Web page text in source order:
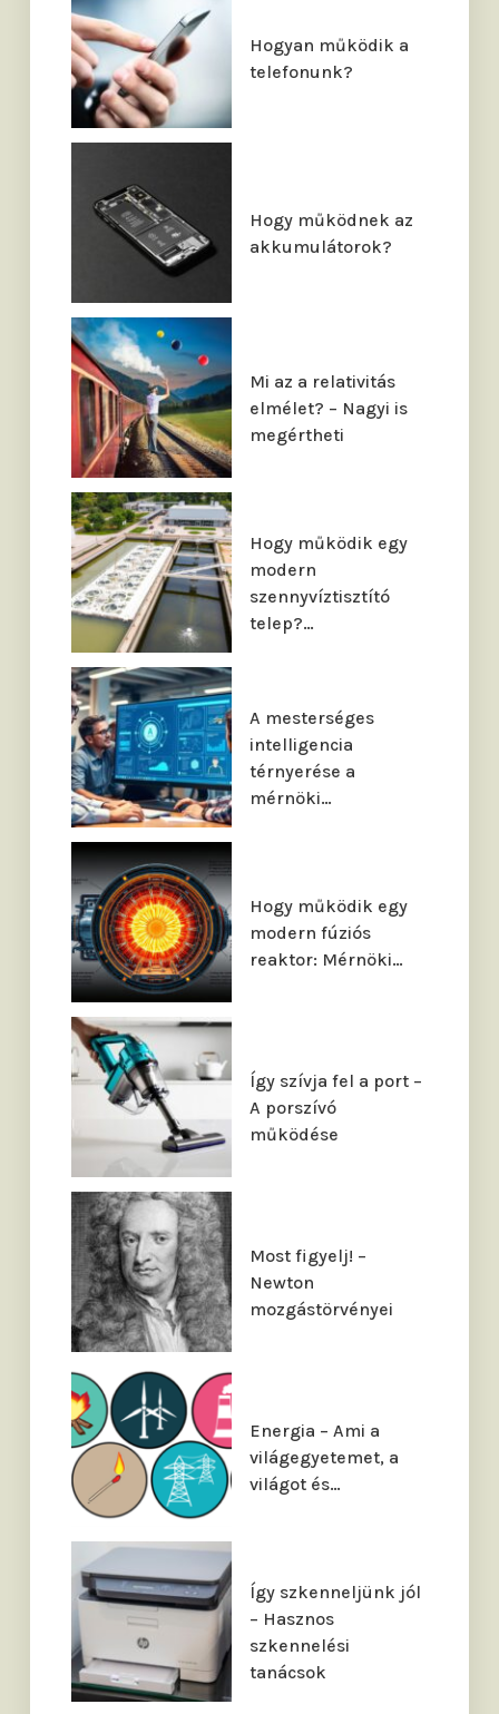
Hogyan működik a
telefonunk?
Hogy működnek az
akkumulátorok?
Mi az a relativitás
elmélet? – Nagyi is
megértheti
Hogy működik egy
modern
szennyvíztisztító
telep?…
A mesterséges
intelligencia
térnyerése a
mérnöki…
Hogy működik egy
modern fúziós
reaktor: Mérnöki…
Így szívja fel a port –
A porszívó
működése
Most figyelj! –
Newton
mozgástörvényei
Energia – Ami a
világegyetemet, a
világot és…
Így szkenneljünk jól
– Hasznos
szkennelési
tanácsok